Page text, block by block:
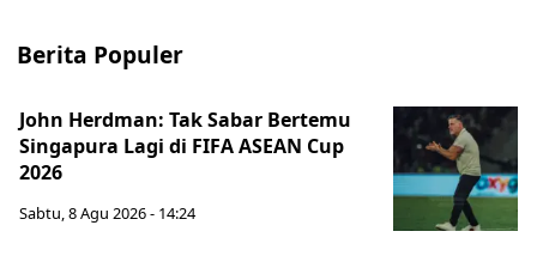
Berita Populer
John Herdman: Tak Sabar Bertemu
Singapura Lagi di FIFA ASEAN Cup
2026
Sabtu, 8 Agu 2026 - 14:24